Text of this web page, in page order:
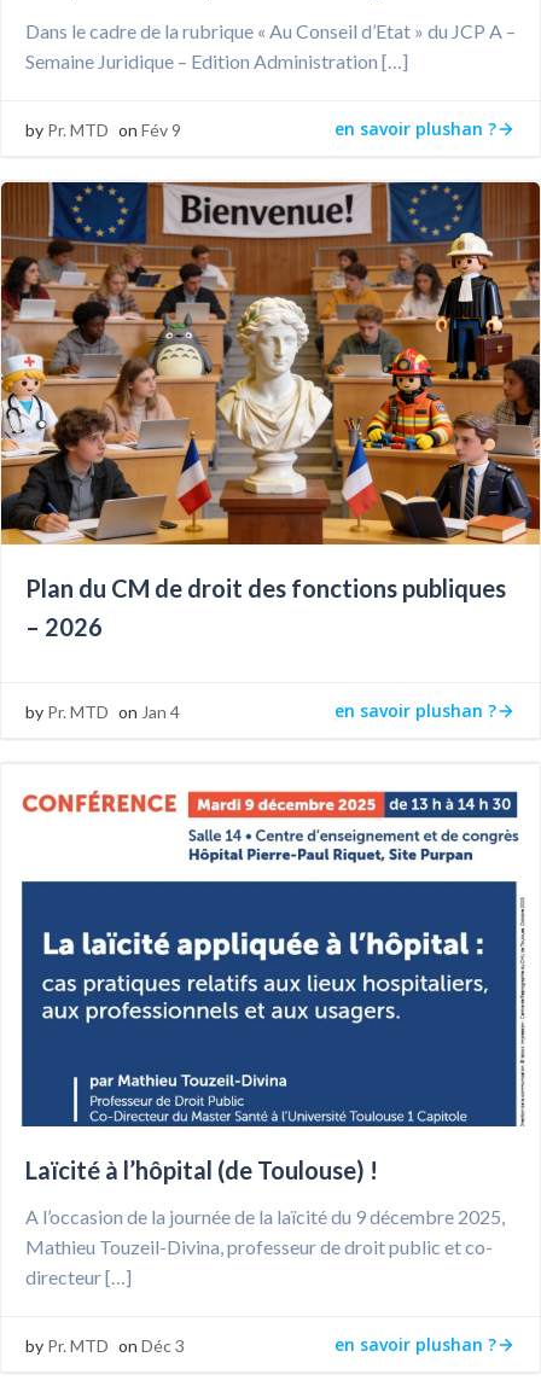
Dans le cadre de la rubrique « Au Conseil d’Etat » du JCP A –
Semaine Juridique – Edition Administration […]
by Pr. MTD on Fév 9 en savoir plushan ?
Plan du CM de droit des fonctions publiques
– 2026
by Pr. MTD on Jan 4 en savoir plushan ?
Laïcité à l’hôpital (de Toulouse) !
A l’occasion de la journée de la laïcité du 9 décembre 2025,
Mathieu Touzeil-Divina, professeur de droit public et co-
directeur […]
by Pr. MTD on Déc 3 en savoir plushan ?